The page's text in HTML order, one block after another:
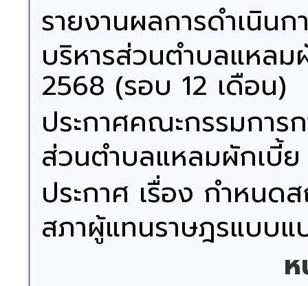
รายงานผลการดำเนิน
บริหารส่วนตำบลแหล
2568 (รอบ 12 เดือน)
ประกาศคณะกรรมการ
ส่วนตำบลแหลมผักเบี้
ประกาศ เรื่อง กำหนด
สภาผู้แทนราษฎรแบบแ